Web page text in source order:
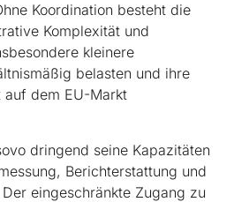
Koordination besteht die
Komplexität und
kleinere
belasten und ihre
dem EU-Markt
dringend seine Kapazitäten
Berichterstattung und
eingeschränkte Zugang zu